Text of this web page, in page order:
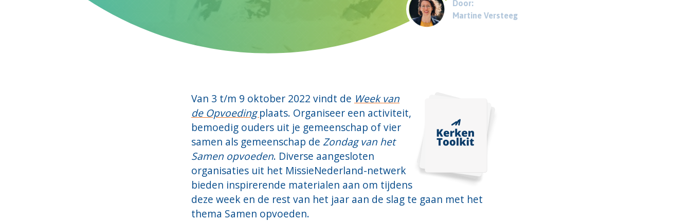
Door:
Martine Versteeg
Van 3 t/m 9 oktober 2022 vindt de Week van
de Opvoedingplaats. Organiseer een activiteit,
bemoedig ouders uit je gemeenschap of vier
samen als gemeenschap de Zondag van het
Samen opvoeden. Diverse aangesloten
organisaties uit het MissieNederland-netwerk
bieden inspirerende materialen aan om tijdens
deze week en de rest van het jaar aan de slag te gaan met het
thema Samen opvoeden.